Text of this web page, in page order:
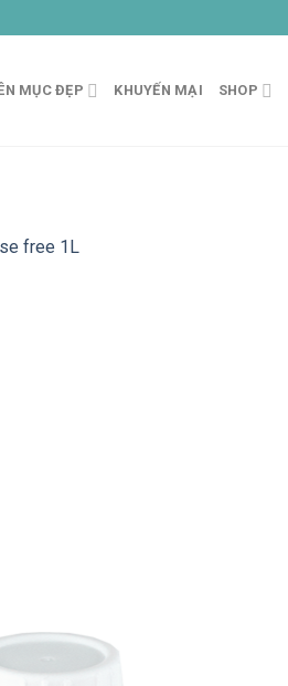
MỤC ĐẸP KHUYẾN MẠI SHOP
free 1L